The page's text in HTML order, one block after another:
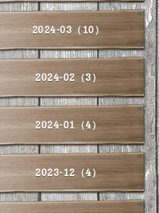
2024-03（10）
2024-02（3）
2024-01（4）
2023-12（4）